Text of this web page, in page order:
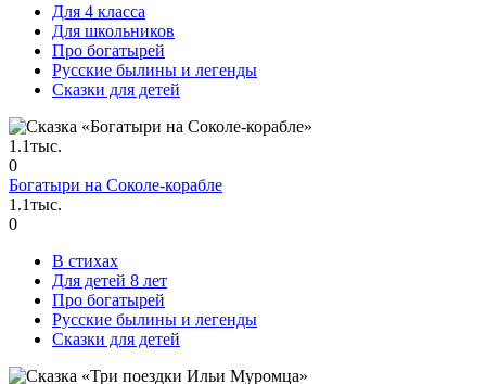
Для 4 класса
Для школьников
Про богатырей
Русские былины и легенды
Сказки для детей
1.1тыс.
0
Богатыри на Соколе-корабле
1.1тыс.
0
В стихах
Для детей 8 лет
Про богатырей
Русские былины и легенды
Сказки для детей